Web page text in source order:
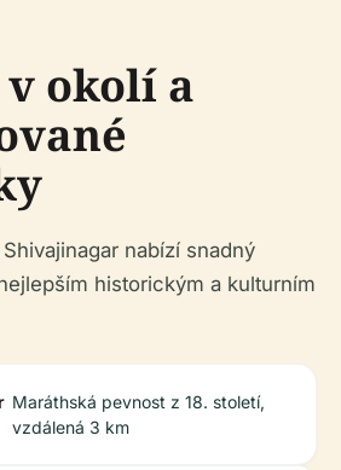
okolí a
nabízí snadný
historickým a kulturním
Maráthská pevnost z 18. století,
vzdálená 3 km